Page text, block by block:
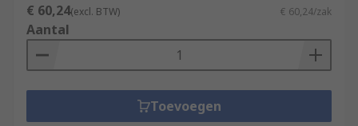
€ 60,24(excl. BTW) € 60,24/zak
Aantal
Toevoegen